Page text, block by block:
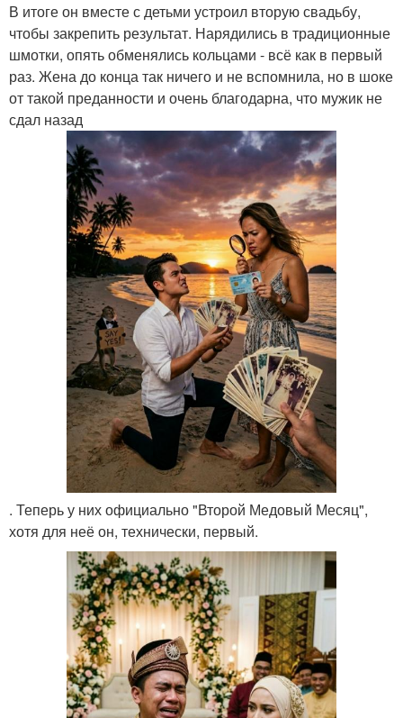
В итоге он вместе с детьми устроил вторую свадьбу,
чтобы закрепить результат. Нарядились в традиционные
шмотки, опять обменялись кольцами - всё как в первый
раз. Жена до конца так ничего и не вспомнила, но в шоке
от такой преданности и очень благодарна, что мужик не
сдал назад
. Теперь у них официально "Второй Медовый Месяц",
хотя для неё он, технически, первый.